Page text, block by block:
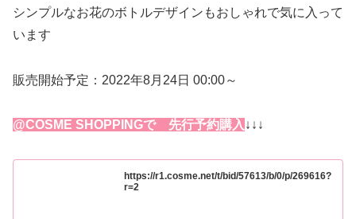
シンプルなお花のボトルデザインもおしゃれで気に入って
います
販売開始予定：2022年8月24日 00:00～
@COSME SHOPPINGで 先行予約購入 ↓↓↓
https://r1.cosme.net/t/bid/57613/b/0/p/269616?
r=2